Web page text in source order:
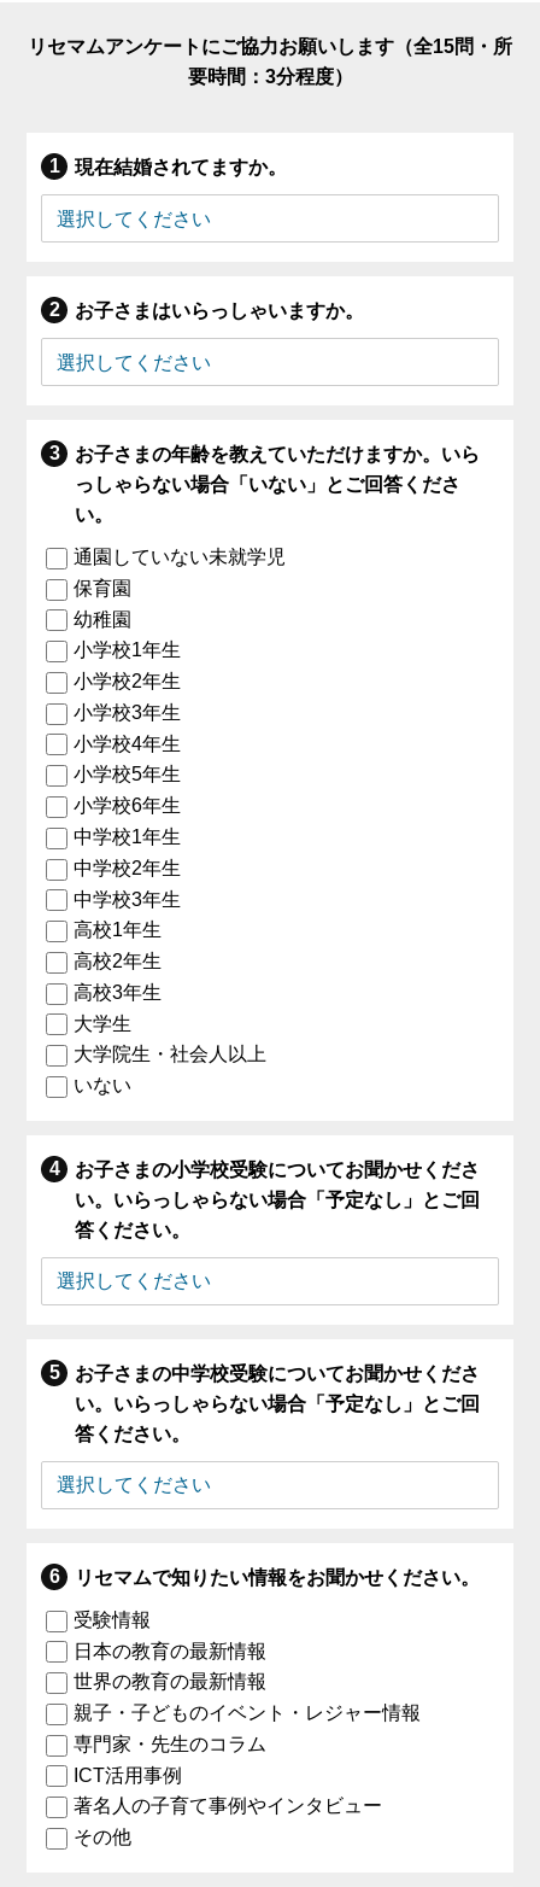
リセマムアンケートにご協力お願いします（全15問・所
要時間：3分程度）
現在結婚されてますか。
お子さまはいらっしゃいますか。
お子さまの年齢を教えていただけますか。いら
っしゃらない場合「いない」とご回答くださ
い。
通園していない未就学児
保育園
幼稚園
小学校1年生
小学校2年生
小学校3年生
小学校4年生
小学校5年生
小学校6年生
中学校1年生
中学校2年生
中学校3年生
高校1年生
高校2年生
高校3年生
大学生
大学院生・社会人以上
いない
お子さまの小学校受験についてお聞かせくださ
い。いらっしゃらない場合「予定なし」とご回
答ください。
お子さまの中学校受験についてお聞かせくださ
い。いらっしゃらない場合「予定なし」とご回
答ください。
リセマムで知りたい情報をお聞かせください。
受験情報
日本の教育の最新情報
世界の教育の最新情報
親子・子どものイベント・レジャー情報
専門家・先生のコラム
ICT活用事例
著名人の子育て事例やインタビュー
その他